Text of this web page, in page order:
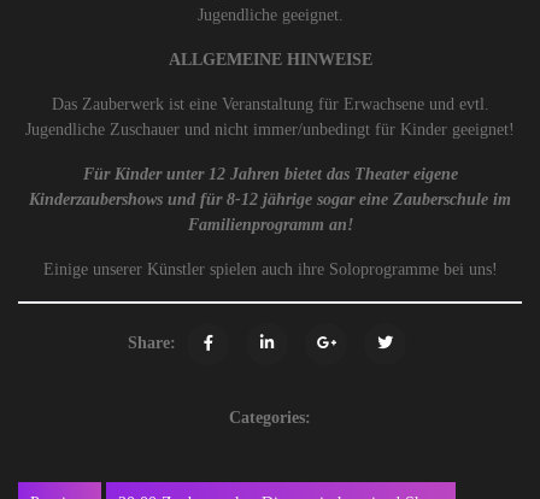
Jugendliche geeignet.
ALLGEMEINE HINWEISE
Das Zauberwerk ist eine Veranstaltung für Erwachsene und evtl.
Jugendliche Zuschauer und nicht immer/unbedingt für Kinder geeignet!
Für Kinder unter 12 Jahren bietet das Theater eigene
Kinderzaubershows und für 8-12 jährige sogar eine Zauberschule im
Familienprogramm an!
Einige unserer Künstler spielen auch ihre Soloprogramme bei uns!
Share:
Categories: